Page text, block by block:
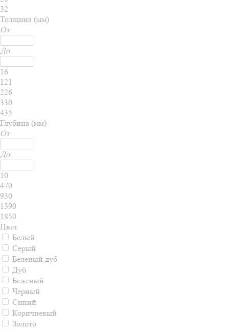
32
Толщина (мм)
От
До
16
121
226
330
435
Глубина (мм)
От
До
10
470
930
1390
1850
Цвет
Белый
Серый
Беленый дуб
Дуб
Бежевый
Черный
Синий
Коричневый
Золото